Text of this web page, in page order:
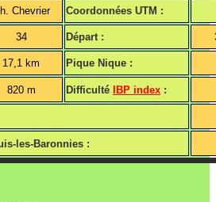
Chevrier Coordonnées UTM :
34 Départ :
17,1 km Pique Nique :
820 m Difficulté IBP index :
les-Baronnies :